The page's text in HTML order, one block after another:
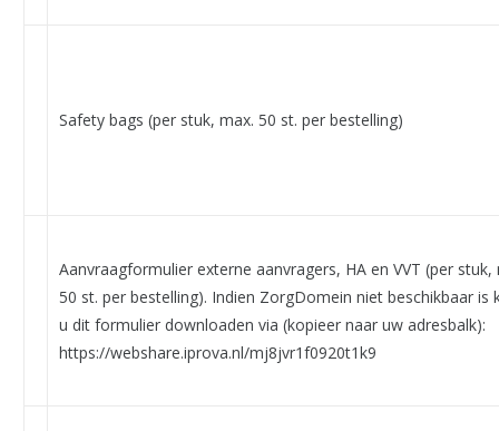
Safety bags (per stuk, max. 50 st. per bestelling)
Aanvraagformulier externe aanvragers, HA en VVT (per stuk,
50 st. per bestelling). Indien ZorgDomein niet beschikbaar is
u dit formulier downloaden via (kopieer naar uw adresbalk):
https://webshare.iprova.nl/mj8jvr1f0920t1k9